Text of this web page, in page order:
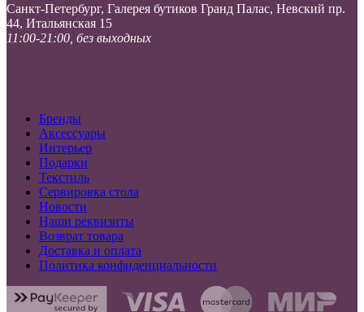
Санкт-Петербург, Галерея бутиков Гранд Палас, Невский пр.
44, Итальянская 15
11:00-21:00, без выходных
Бренды
Аксессуары
Интерьер
Подарки
Текстиль
Сервировка стола
Новости
Наши реквизиты
Возврат товара
Доставка и оплата
Политика конфиденциальности